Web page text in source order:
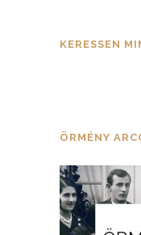
KERESSEN
ÖRMÉNY